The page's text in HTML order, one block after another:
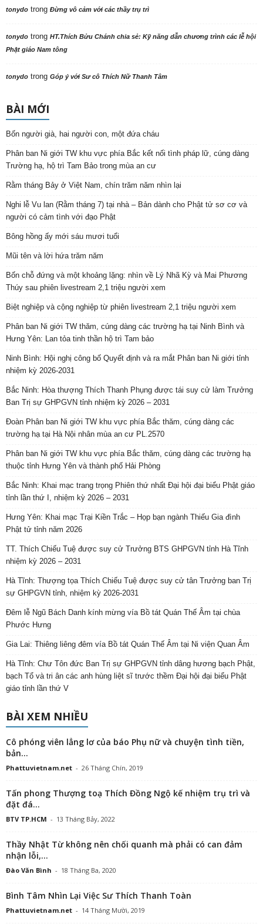
tonydo trong Đừng vô cảm với các thầy trụ trì
tonydo trong HT.Thích Bửu Chánh chia sẻ: Kỹ năng dẫn chương trình các lễ hội
Phật giáo Nam tông
tonydo trong Góp ý với Sư cô Thích Nữ Thanh Tâm
BÀI MỚI
Bốn người già, hai người con, một đứa cháu
Phân ban Ni giới TW khu vực phía Bắc kết nối tình pháp lữ, cúng dàng
Trường hạ, hộ trì Tam Bảo trong mùa an cư
Rằm tháng Bảy ở Việt Nam, chín trăm năm nhìn lại
Nghi lễ Vu lan (Rằm tháng 7) tại nhà – Bản dành cho Phật tử sơ cơ và
người có cảm tình với đạo Phật
Bông hồng ấy mới sáu mươi tuổi
Mũi tên và lời hứa trăm năm
Bốn chỗ đứng và một khoảng lặng: nhìn về Lý Nhã Kỳ và Mai Phương
Thúy sau phiên livestream 2,1 triệu người xem
Biệt nghiệp và cộng nghiệp từ phiên livestream 2,1 triệu người xem
Phân ban Ni giới TW thăm, cúng dàng các trường hạ tại Ninh Bình và
Hưng Yên: Lan tỏa tinh thần hộ trì Tam bảo
Ninh Bình: Hội nghị công bố Quyết định và ra mắt Phân ban Ni giới tỉnh
nhiệm kỳ 2026-2031
Bắc Ninh: Hòa thượng Thích Thanh Phụng được tái suy cử làm Trưởng
Ban Trị sự GHPGVN tỉnh nhiệm kỳ 2026 – 2031
Đoàn Phân ban Ni giới TW khu vực phía Bắc thăm, cúng dàng các
trường hạ tại Hà Nội nhân mùa an cư PL.2570
Phân ban Ni giới TW khu vực phía Bắc thăm, cúng dàng các trường hạ
thuộc tỉnh Hưng Yên và thành phố Hải Phòng
Bắc Ninh: Khai mạc trang trọng Phiên thứ nhất Đại hội đại biểu Phật giáo
tỉnh lần thứ I, nhiệm kỳ 2026 – 2031
Hưng Yên: Khai mạc Trại Kiền Trắc – Họp bạn ngành Thiếu Gia đình
Phật tử tỉnh năm 2026
TT. Thích Chiếu Tuệ được suy cử Trưởng BTS GHPGVN tỉnh Hà Tĩnh
nhiệm kỳ 2026 – 2031
Hà Tĩnh: Thượng tọa Thích Chiếu Tuệ được suy cử tân Trưởng ban Trị
sự GHPGVN tỉnh, nhiệm kỳ 2026-2031
Đêm lễ Ngũ Bách Danh kính mừng vía Bồ tát Quán Thế Âm tại chùa
Phước Hưng
Gia Lai: Thiêng liêng đêm vía Bồ tát Quán Thế Âm tại Ni viện Quan Âm
Hà Tĩnh: Chư Tôn đức Ban Trị sự GHPGVN tỉnh dâng hương bạch Phật,
bạch Tổ và tri ân các anh hùng liệt sĩ trước thềm Đại hội đại biểu Phật
giáo tỉnh lần thứ V
BÀI XEM NHIỀU
Cô phóng viên lẳng lơ của báo Phụ nữ và chuyện tình tiền,
bản...
Phattuvietnam.net - 26 Tháng Chín, 2019
Tấn phong Thượng toạ Thích Đồng Ngộ kế nhiệm trụ trì và
đặt đá...
BTV TP.HCM - 13 Tháng Bảy, 2022
Thầy Nhật Từ không nên chối quanh mà phải có can đảm
nhận lỗi,...
Đào Văn Bình - 18 Tháng Ba, 2020
Bình Tâm Nhìn Lại Việc Sư Thích Thanh Toàn
Phattuvietnam.net - 14 Tháng Mười, 2019